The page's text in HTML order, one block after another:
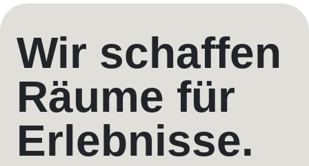
Wir schaffen
Räume für
Erlebnisse.